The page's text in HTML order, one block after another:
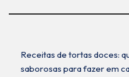
Receitas de tortas doces:
saborosas para fazer em